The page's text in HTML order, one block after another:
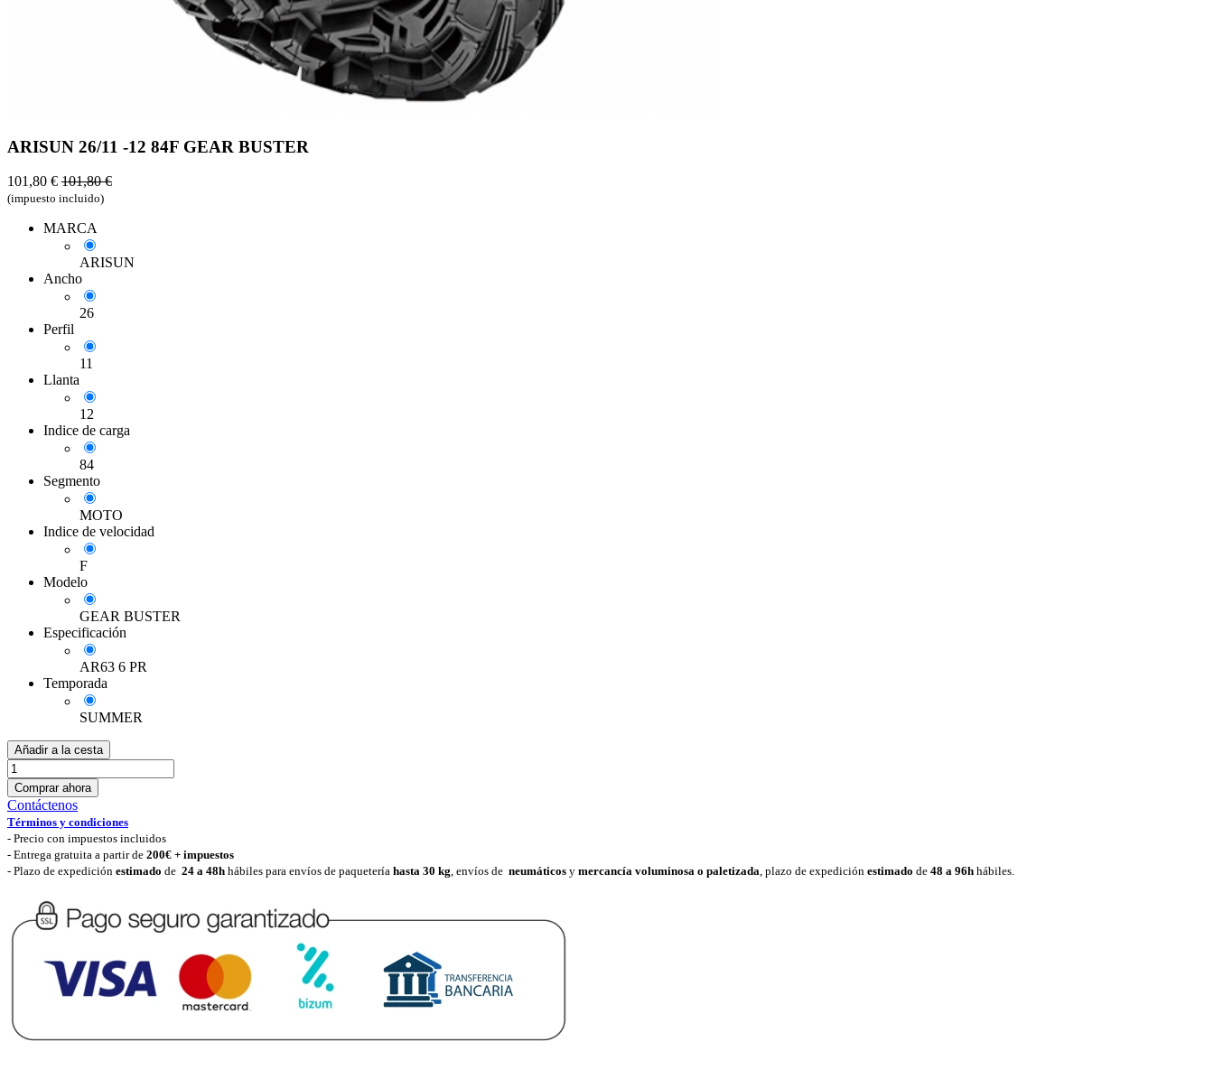
ARISUN 26/11 -12 84F GEAR BUSTER
101,80 € 101,80€
(impuesto incluido)
MARCA
ARISUN
Ancho
26
Perfil
11
Llanta
12
Indice de carga
84
Segmento
MOTO
Indice de velocidad
F
Modelo
GEAR BUSTER
Especificación
AR63 6 PR
Temporada
SUMMER
Añadir a la cesta
Comprar ahora
Contáctenos
Términos y condiciones
- Precio con impuestos incluidos
- Entrega gratuita a partir de 200€ + impuestos
- Plazo de expedición estimado de 24 a 48h hábiles para envíos de paquetería hasta 30 kg, envíos de neumáticos y mercancía voluminosa o paletizada, plazo de expedición estimado de 48 a 96h hábiles.